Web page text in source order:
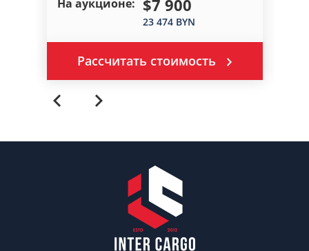
На аукционе: $7 900
23 474 BYN
Рассчитать стоимость